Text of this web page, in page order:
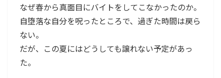
なぜ春から真面目にバイトをしてこなかったのか。
自堕落な自分を呪ったところで、過ぎた時間は戻ら
ない。
だが、この夏にはどうしても譲れない予定があっ
た。